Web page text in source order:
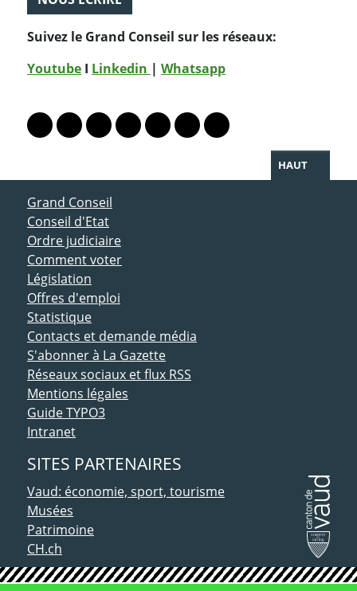
Suivez le Grand Conseil sur les réseaux:
Youtube I Linkedin | Whatsapp
Lien vers le profil Mastodon
Lien vers le profil Bluesky
Lien vers le profil Instagram
Lien vers le profil Linkedin
Lien vers le profil Facebook
Lien vers le profil Twitter
Partager par WhatsApp
HAUT
ACCÈS DIRECT
Grand Conseil
Conseil d'Etat
Ordre judiciaire
Comment voter
Législation
Offres d'emploi
Statistique
Contacts et demande média
S'abonner à La Gazette
Réseaux sociaux et flux RSS
Mentions légales
Guide TYPO3
Intranet
SITES PARTENAIRES
Vaud: économie, sport, tourisme
Musées
Patrimoine
CH.ch